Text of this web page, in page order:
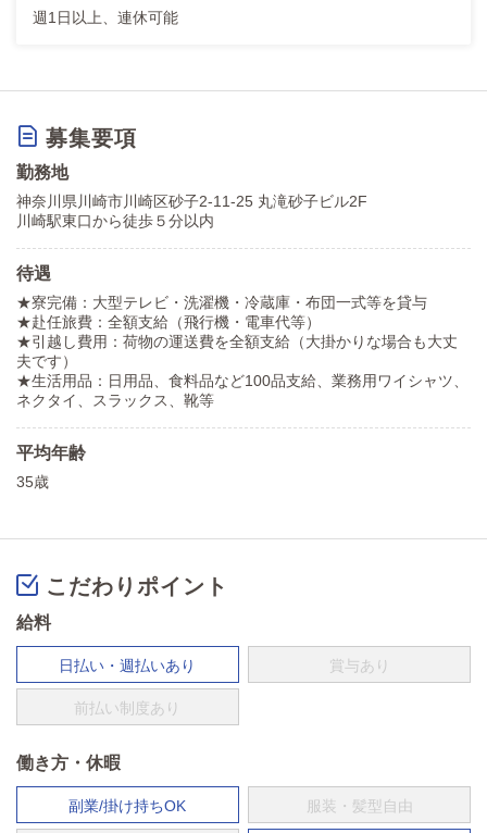
週1日以上、連休可能
募集要項
勤務地
神奈川県川崎市川崎区砂子2-11-25 丸滝砂子ビル2F
川崎駅東口から徒歩５分以内
待遇
★寮完備：大型テレビ・洗濯機・冷蔵庫・布団一式等を貸与
★赴任旅費：全額支給（飛行機・電車代等）
★引越し費用：荷物の運送費を全額支給（大掛かりな場合も大丈
夫です）
★生活用品：日用品、食料品など100品支給、業務用ワイシャツ、
ネクタイ、スラックス、靴等
平均年齢
35歳
こだわりポイント
給料
日払い・週払いあり 賞与あり
前払い制度あり
働き方・休暇
副業/掛け持ちOK 服装・髪型自由